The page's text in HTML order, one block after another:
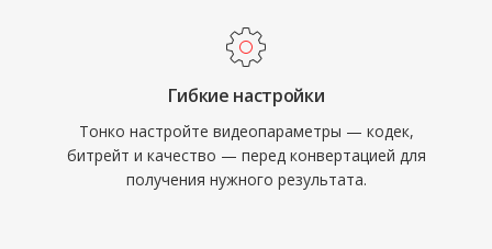
основных операционных системах.
Гибкие настройки
Тонко настройте видеопараметры — кодек,
битрейт и качество — перед конвертацией для
получения нужного результата.